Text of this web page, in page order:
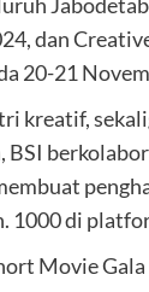
dan
20-21
kreatif,
di
Movie